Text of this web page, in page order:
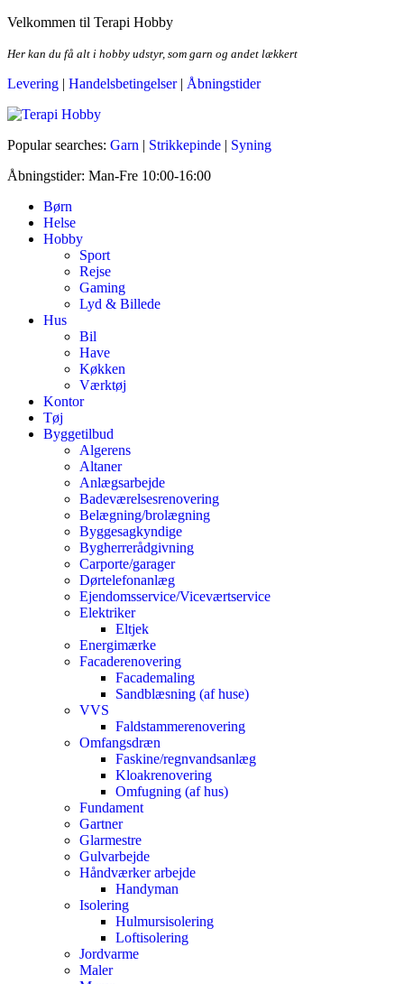
Skip
the
Velkommen til Terapi Hobby
Her kan du få alt i hobby udstyr, som garn og andet lækkert
Levering | Handelsbetingelser| Åbningstider
Terapi Hobby
Popular searches: Garn | Strikkepinde | Syning
Åbningstider: Man-Fre 10:00-16:00
Børn
Helse
Hobby
Sport
Rejse
Gaming
Lyd & Billede
Hus
Bil
Have
Køkken
Værktøj
Kontor
Tøj
Byggetilbud
Algerens
Altaner
Anlægsarbejde
Badeværelsesrenovering
Belægning/brolægning
Byggesagkyndige
Bygherrerådgivning
Carporte/garager
Dørtelefonanlæg
Ejendomsservice/Viceværtservice
Elektriker
Eltjek
Energimærke
Facaderenovering
Facademaling
Sandblæsning (af huse)
VVS
Faldstammerenovering
Omfangsdræn
Faskine/regnvandsanlæg
Kloakrenovering
Omfugning (af hus)
Fundament
Gartner
Glarmestre
Gulvarbejde
Håndværker arbejde
Handyman
Isolering
Hulmursisolering
Loftisolering
Jordvarme
Maler